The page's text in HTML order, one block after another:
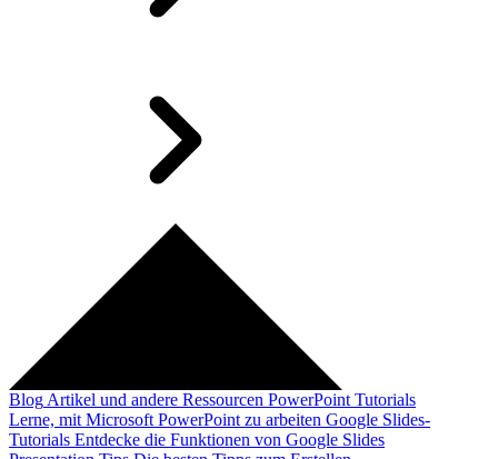
Blog Artikel und andere Ressourcen PowerPoint Tutorials
Lerne, mit Microsoft PowerPoint zu arbeiten Google Slides-
Tutorials Entdecke die Funktionen von Google Slides